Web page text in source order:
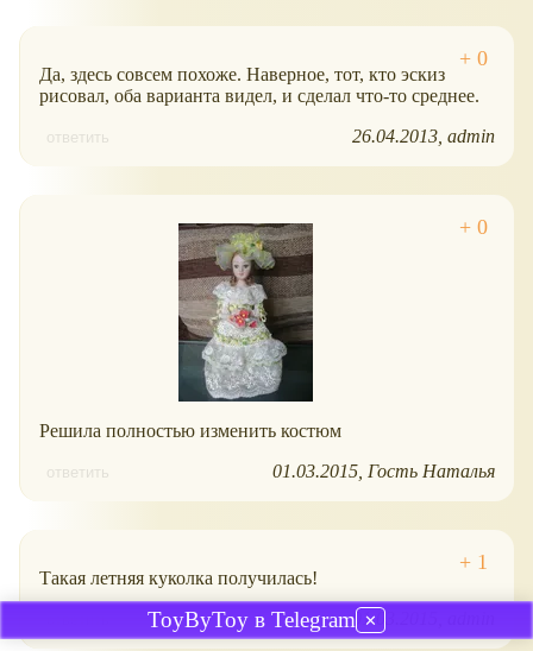
Да, здесь совсем похоже. Наверное, тот, кто эскиз
рисовал, оба варианта видел, и сделал что-то среднее.
ответить 26.04.2013 admin
Решила полностью изменить костюм
ответить 01.03.2015 Гость Наталья
Такая летняя куколка получилась!
01.03.2015
ToyByToy в Telegram ✕